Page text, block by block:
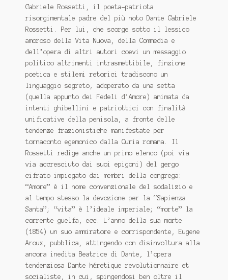
Gabriele Rossetti, il poeta-patriota
risorgimentale padre del più noto Dante Gabriele
Rossetti. Per lui, che scorge sotto il lessico
amoroso della Vita Nuova, della Commedia e
dell’opera di altri autori coevi un messaggio
politico altrimenti intrasmettibile, finzione
poetica e stilemi retorici tradiscono un
linguaggio segreto, adoperato da una setta
(quella appunto dei Fedeli d’Amore) animata da
intenti ghibellini e patriottici con finalità
unificative della penisola, a fronte delle
tendenze frazionistiche manifestate per
tornaconto egemonico dalla Curia romana. Il
Rossetti redige anche un primo elenco (poi via
via accresciuto dai suoi epigoni) del gergo
cifrato impiegato dai membri della congrega:
“Amore” è il nome convenzionale del sodalizio e
al tempo stesso la devozione per la “Sapienza
Santa”; “vita” è l’ideale imperiale; “morte” la
corrente guelfa, ecc. L’anno della sua morte
(1854) un suo ammiratore e corrispondente, Eugene
Aroux, pubblica, attingendo con disinvoltura alla
ancora inedita Beatrice di Dante, l’opera
tendenziosa
Dante héretique revolutionnaire et
socialiste , in cui, spingendosi ben oltre il